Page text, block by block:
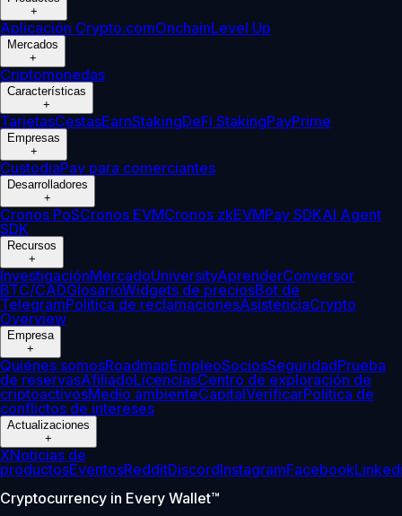
+
Aplicación Crypto.comOnchainLevel Up
Mercados
+
Criptomonedas
Características
+
TarjetasCestasEarnStakingDeFi StakingPayPrime
Empresas
+
CustodiaPay para comerciantes
Desarrolladores
+
Cronos PoSCronos EVMCronos zkEVMPay SDKAI Agent
SDK
Recursos
+
InvestigaciónMercadoUniversityAprenderConversor
BTC/CADGlosarioWidgets de preciosBot de
TelegramPolítica de reclamacionesAsistenciaCrypto
Overview
Empresa
+
Quiénes somosRoadmapEmpleoSociosSeguridadPrueba
de reservasAfiliadoLicenciasCentro de exploración de
criptoactivosMedio ambienteCapitalVerificarPolítica de
conflictos de intereses
Actualizaciones
+
XNoticias de
productosEventosRedditDiscordInstagramFacebook
Cryptocurrency in Every Wallet™